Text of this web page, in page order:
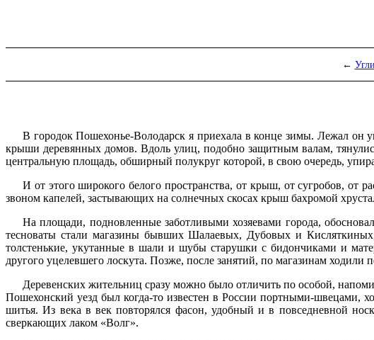
←
В городок Пошехонье-Володарск я приехала в конце зимы. Лежал
крыши деревянных домов. Вдоль улиц, подобно защитным валам,
центральную площадь, обширный полукруг которой, в свою очередь,
И от этого широкого белого пространства, от крыш, от сугробов,
звоном капелей, застывающих на солнечных скосах крыш бахромой
На площади, подновленные заботливыми хозяевами города,
тесноваты стали магазины бывших Шалаевых, Дубовых и
толстенькие, укутанные в шали и шубы старушки с бидончиками и
другого уцелевшего лоскута. Позже, после занятий, по магазинам
Деревенских жительниц сразу можно было отличить по особой,
Пошехонский уезд был когда-то известен в России портными-
шитья. Из века в век повторялся фасон, удобный и в повседневной
сверкающих лаком «Волг».